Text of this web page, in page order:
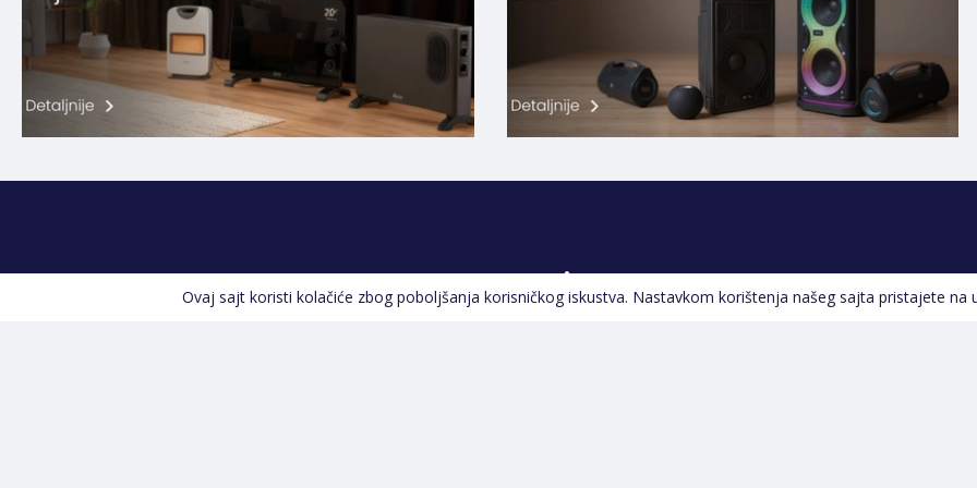
Pratite nas
Ovaj sajt koristi kolačiće zbog poboljšanja korisničkog iskustva. Nastavkom korištenja našeg sajta pristajete na